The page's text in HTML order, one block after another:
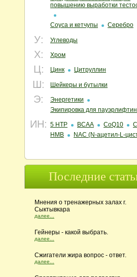
повышению выработки
Соуса и кетчупы Серебро
У: Углеводы
Х: Хром
Ц: Цинк Цитруллин
Ш: Шейкеры и бутылки
Э:
Энергетики
Экипировка для
ИН: 5 HTP BCAA CoQ10
HMB
NAC
Последние
Мнения о тренажерных залах г.
Сыктывкара
далее...
Гейнеры - какой выбрать.
далее...
Сжигатели жира вопрос - ответ.
далее...